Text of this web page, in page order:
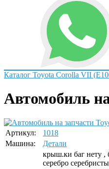
Каталог Toyota Corolla VII
Автомобиль
Артикул:
1018
Машина:
Детали
крыш.ки баг нету ,
серебро